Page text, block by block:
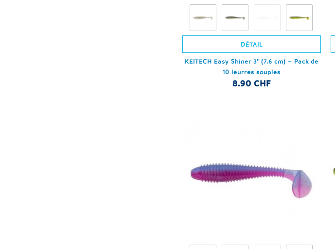
DÉTAIL
KEITECH Easy Shiner 3'' (7.6 cm) – Pack de
10 leurres souples
8.90 CHF